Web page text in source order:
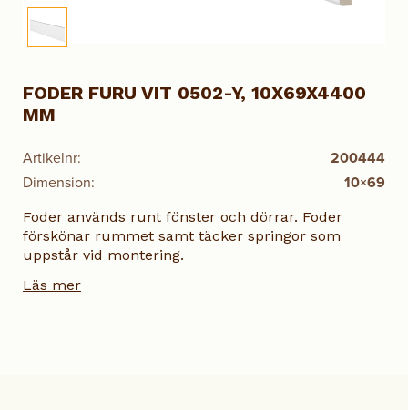
Artikelnr:
200444
Dimension:
10×69
FODER FURU VIT 0502-Y, 10X69X4400
MM
Foder används runt fönster och dörrar. Foder
förskönar rummet samt täcker springor som
uppstår vid montering.
Läs mer